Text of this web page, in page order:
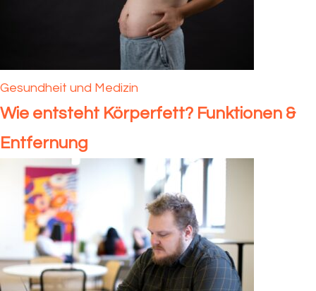
Gesundheit und Medizin
Wie entsteht Körperfett? Funktionen &
Entfernung